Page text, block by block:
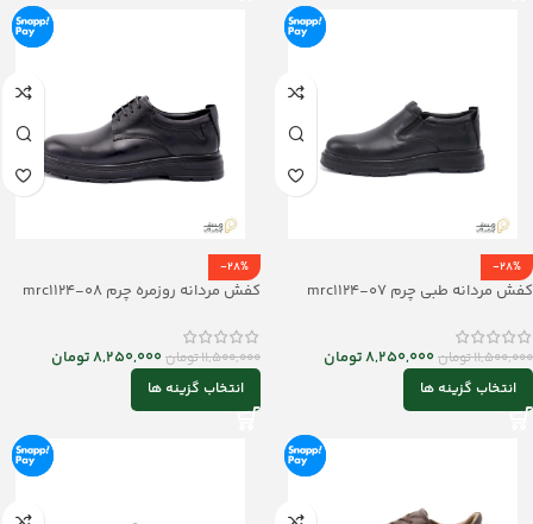
-28%
کفش مردانه طبی چرم mrc1124-07
11,500,000تومان8,250,000تومان
انتخاب گزینه ها
-28%
کفش مردانه روزمره چرم mrc1124-08
11,500,000تومان8,250,000تومان
انتخاب گزینه ها